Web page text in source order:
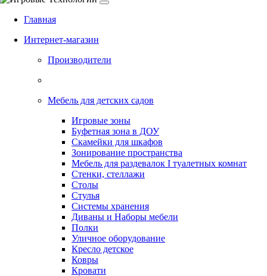
Главная
Интернет-магазин
Производители
Мебель для детских садов
Игровые зоны
Буфетная зона в ДОУ
Скамейки для шкафов
Зонирование пространства
Мебель для раздевалок I туалетных комнат
Стенки, стеллажи
Столы
Стулья
Системы хранения
Диваны и Наборы мебели
Полки
Уличное оборудование
Кресло детское
Ковры
Кровати